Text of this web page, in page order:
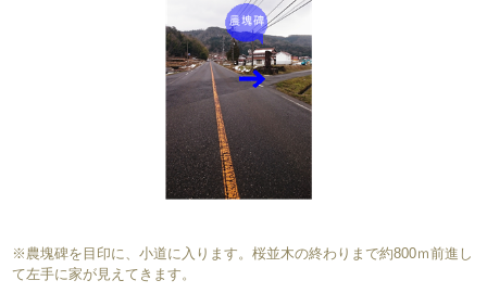
※農塊碑を目印に、小道に入ります。桜並木の終わりまで約800ｍ前進し
て左手に家が見えてきます。